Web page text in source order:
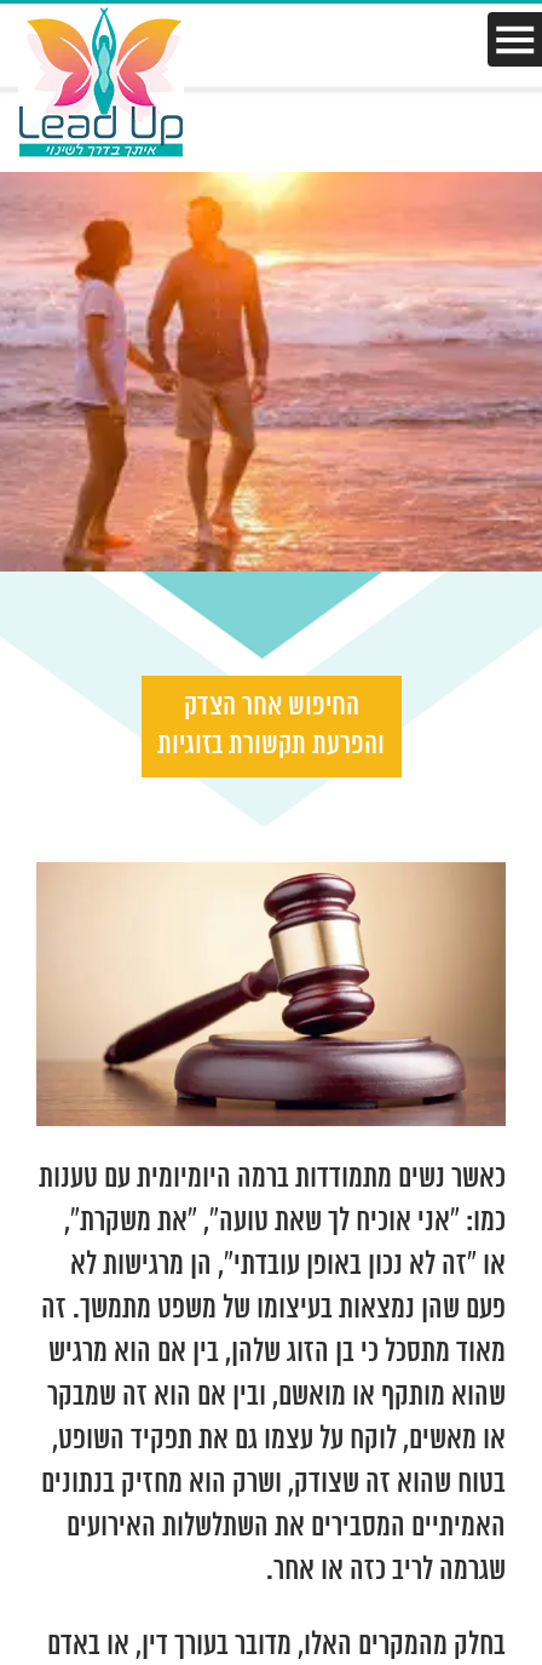
החיפוש אחר הצדק
והפרעת תקשורת בזוגיות
כאשר נשים מתמודדות ברמה היומיומית עם טענות
כמו: “אני אוכיח לך שאת טועה”, “את משקרת”,
או “זה לא נכון באופן עובדתי”, הן מרגישות לא
פעם שהן נמצאות בעיצומו של משפט מתמשך. זה
מאוד מתסכל כי בן הזוג שלהן, בין אם הוא מרגיש
שהוא מותקף או מואשם, ובין אם הוא זה שמבקר
או מאשים, לוקח על עצמו גם את תפקיד השופט,
בטוח שהוא זה שצודק, ושרק הוא מחזיק בנתונים
האמיתיים המסבירים את השתלשלות האירועים
שגרמה לריב כזה או אחר.
בחלק מהמקרים האלו, מדובר בעורך דין, או באדם